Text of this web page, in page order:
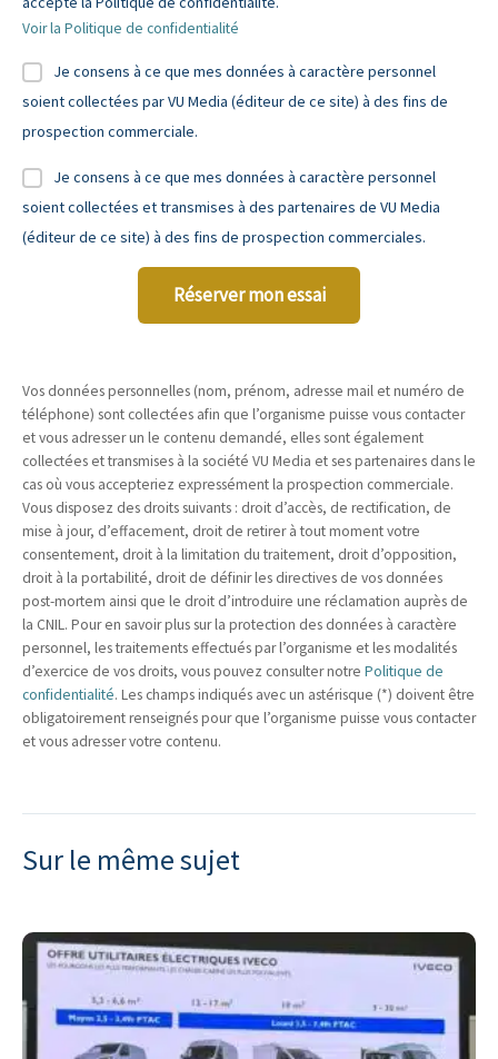
Voir la Politique de confidentialité
Je consens à ce que mes données à caractère personnel
soient collectées par VU Media (éditeur de ce site) à des fins de
prospection commerciale.
Je consens à ce que mes données à caractère personnel
soient collectées et transmises à des partenaires de VU Media
(éditeur de ce site) à des fins de prospection commerciales.
Réserver mon essai
Vos données personnelles (nom, prénom, adresse mail et numéro de
téléphone) sont collectées afin que l’organisme puisse vous contacter
et vous adresser un le contenu demandé, elles sont également
collectées et transmises à la société VU Media et ses partenaires dans le
cas où vous accepteriez expressément la prospection commerciale.
Vous disposez des droits suivants : droit d’accès, de rectification, de
mise à jour, d’effacement, droit de retirer à tout moment votre
consentement, droit à la limitation du traitement, droit d’opposition,
droit à la portabilité, droit de définir les directives de vos données
post-mortem ainsi que le droit d’introduire une réclamation auprès de
la CNIL. Pour en savoir plus sur la protection des données à caractère
personnel, les traitements effectués par l’organisme et les modalités
d’exercice de vos droits, vous pouvez consulter notre Politique de
confidentialité. Les champs indiqués avec un astérisque (*) doivent être
obligatoirement renseignés pour que l’organisme puisse vous contacter
et vous adresser votre contenu.
Sur le même sujet